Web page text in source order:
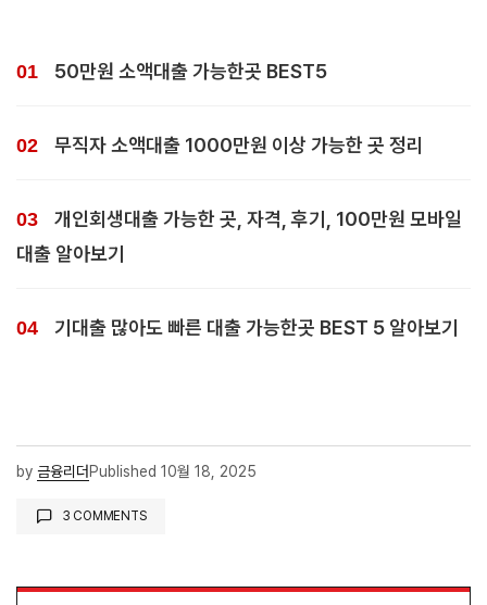
50만원 소액대출 가능한곳 BEST5
무직자 소액대출 1000만원 이상 가능한 곳 정리
개인회생대출 가능한 곳, 자격, 후기, 100만원 모바일
대출 알아보기
기대출 많아도 빠른 대출 가능한곳 BEST 5 알아보기
by 금융리더 Published 10월 18, 2025
3 COMMENTS